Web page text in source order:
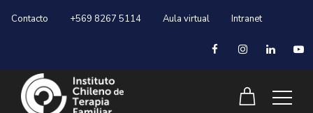
Contacto +569 8267 5114 Aula virtual Intranet